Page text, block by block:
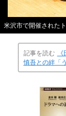
米沢市で開催された
記事を読む
慎吾との絆「